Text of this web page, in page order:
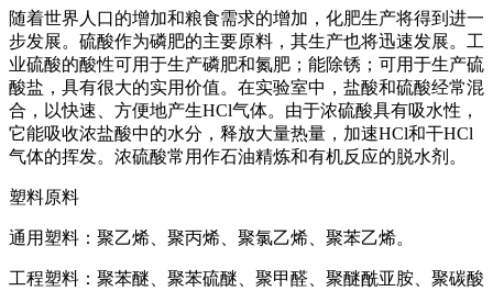
随着世界人口的增加和粮食需求的增加，化肥生产将得到进一
步发展。硫酸作为磷肥的主要原料，其生产也将迅速发展。工
业硫酸的酸性可用于生产磷肥和氮肥；能除锈；可用于生产硫
酸盐，具有很大的实用价值。在实验室中，盐酸和硫酸经常混
合，以快速、方便地产生HCl气体。由于浓硫酸具有吸水性，
它能吸收浓盐酸中的水分，释放大量热量，加速HCl和干HCl
气体的挥发。浓硫酸常用作石油精炼和有机反应的脱水剂。
塑料原料
通用塑料：聚乙烯、聚丙烯、聚氯乙烯、聚苯乙烯。
工程塑料：聚苯醚、聚苯硫醚、聚甲醛、聚醚酰亚胺、聚碳酸